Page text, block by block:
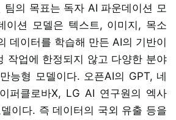
팀의 목표는 독자 AI 파운데이션 모
이션 모델은 텍스트, 이미지, 목소
데이터를 학습해 만든 AI의 기반이
작업에 한정되지 않고 다양한 분야
능형 모델이다. 오픈AI의 GPT, 네
퍼클로바X, LG AI 연구원의 엑사
이다. 즉 데이터의 국외 유출 등을